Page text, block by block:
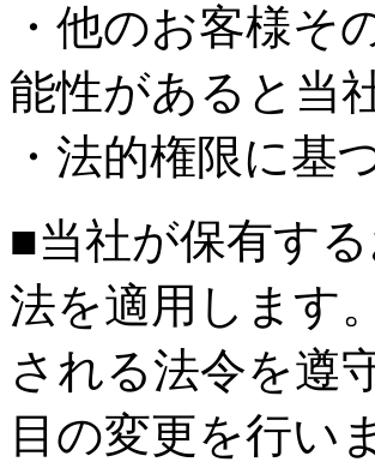
・他のお客様そ
能性があると当
・法的権限に基
■当社が保有す
法を適用します
される法令を遵
目の変更を行い